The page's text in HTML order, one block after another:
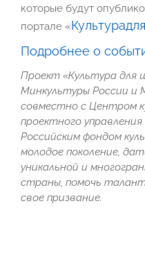
которые будут
портале «
Подробнее о
Проект «Культура для
Минкультуры России и
совместно с Центром
проектного
Российским фондом
молодое поколение,
уникальной и
страны, помочь
свое призвание.